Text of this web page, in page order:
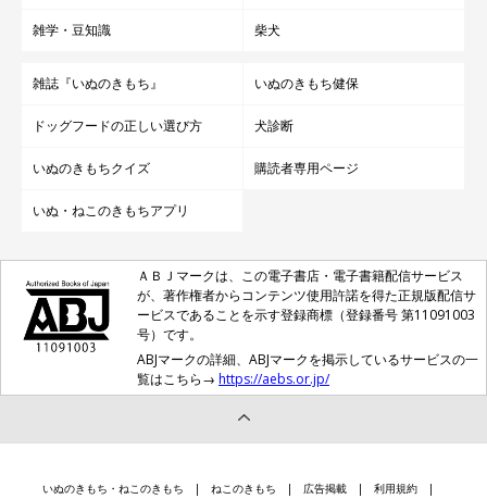
雑学・豆知識 柴犬
雑誌『いぬのきもち』 いぬのきもち健保
ドッグフードの正しい選び方 犬診断
いぬのきもちクイズ 購読者専用ページ
いぬ・ねこのきもちアプリ
ＡＢＪマークは、この電子書店・電子書籍配信サービス
が、著作権者からコンテンツ使用許諾を得た正規版配信サ
ービスであることを示す登録商標（登録番号 第11091003
号）です。
ABJマークの詳細、ABJマークを掲示しているサービスの一
覧はこちら→ https://aebs.or.jp/
いぬのきもち・ねこのきもち ねこのきもち 広告掲載 利用規約